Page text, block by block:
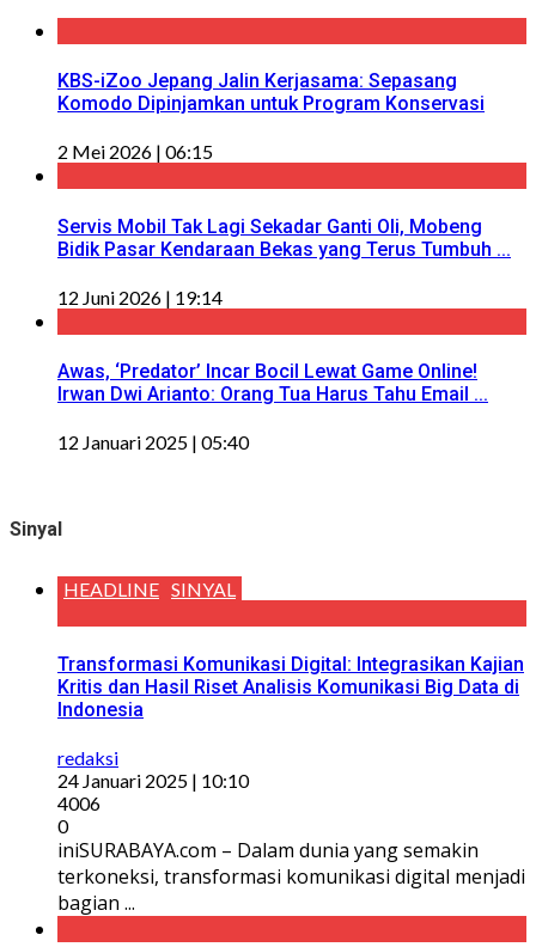
KBS-iZoo Jepang Jalin Kerjasama: Sepasang
Komodo Dipinjamkan untuk Program Konservasi
2 Mei 2026 | 06:15
Servis Mobil Tak Lagi Sekadar Ganti Oli, Mobeng
Bidik Pasar Kendaraan Bekas yang Terus Tumbuh ...
12 Juni 2026 | 19:14
Awas, ‘Predator’ Incar Bocil Lewat Game Online!
Irwan Dwi Arianto: Orang Tua Harus Tahu Email ...
12 Januari 2025 | 05:40
Sinyal
HEADLINE SINYAL
Transformasi Komunikasi Digital: Integrasikan Kajian
Kritis dan Hasil Riset Analisis Komunikasi Big Data di
Indonesia
redaksi
24 Januari 2025 | 10:10
4006
0
iniSURABAYA.com – Dalam dunia yang semakin
terkoneksi, transformasi komunikasi digital menjadi
bagian ...